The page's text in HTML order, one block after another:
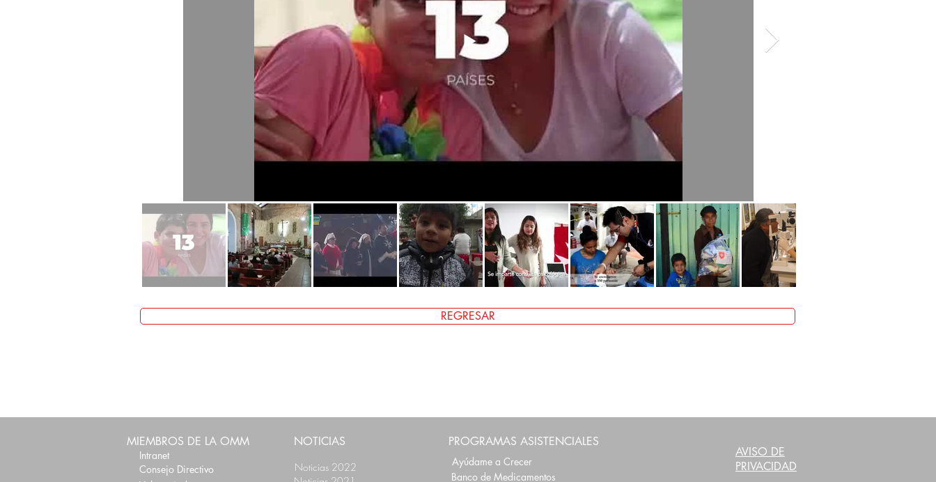
REGRESAR
MIEMBROS DE LA OMM
Intranet
Consejo Directivo
PROGRAMAS ASISTENCIALES
NOTICIAS
Noticias 2022
Ayúdame a Crecer
Banco de Medicamentos
AVISO DE
PRIVACIDAD